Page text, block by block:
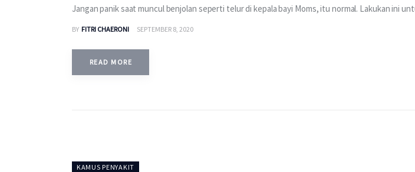
Jangan panik saat muncul benjolan seperti telur di kepala bayi Moms, itu normal. Lakukan ini
BY FITRI CHAERONI SEPTEMBER 8, 2020
READ MORE
KAMUS PENYAKIT